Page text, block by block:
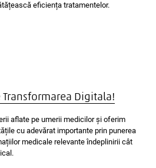
eficiența tratamentelor.
Digitala!
aflate pe umerii medicilor și oferim
cu adevărat importante prin punerea
medicale relevante îndeplinirii cât